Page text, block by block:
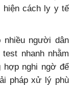
cách ly y tế
nhiều người dân
nhanh nhằm
hợp nghi ngờ để
pháp xử lý phù